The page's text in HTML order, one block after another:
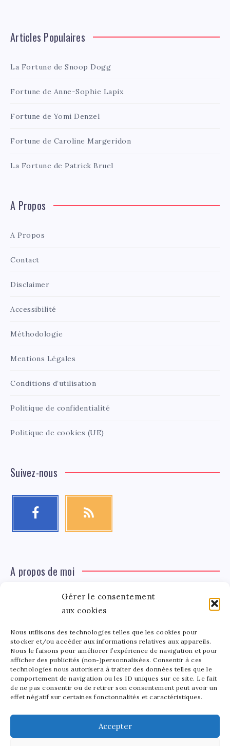
Gérer le consentement
aux cookies
Nous utilisons des technologies telles que les cookies pour
stocker et/ou accéder aux informations relatives aux appareils.
Nous le faisons pour améliorer l’expérience de navigation et pour
afficher des publicités (non-)personnalisées. Consentir à ces
technologies nous autorisera à traiter des données telles que le
comportement de navigation ou les ID uniques sur ce site. Le fait
de ne pas consentir ou de retirer son consentement peut avoir un
effet négatif sur certaines fonctonnalités et caractéristiques.
Accepter
Articles Populaires
La Fortune de Snoop Dogg
Fortune de Anne-Sophie Lapix
Fortune de Yomi Denzel
Fortune de Caroline Margeridon
La Fortune de Patrick Bruel
A Propos
A Propos
Contact
Disclaimer
Accessibilité
Méthodologie
Mentions Légales
Conditions d’utilisation
Politique de confidentialité
Politique de cookies (UE)
Suivez-nous
A propos de moi
Tinger
Léa Tinger
Fondatrice
Fondatrice de FortunedeStar.com, je fusionne ma
passion pour les cultures et l'économie des célébrités.
Entre la gestion de mon site et la poterie, je trouve le
bonheur dans l'équilibre de mes activités. Mère d'un
bout de chou de 5 ans, je partage avec lui l'amour de
l'art sous toutes ses formes.